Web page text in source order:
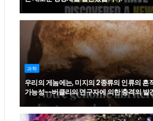
과학
우리의 게놈에는, 미지의 2종류의 인류의 흔
가능성--버클리의 연구자에 의한 충격의 발